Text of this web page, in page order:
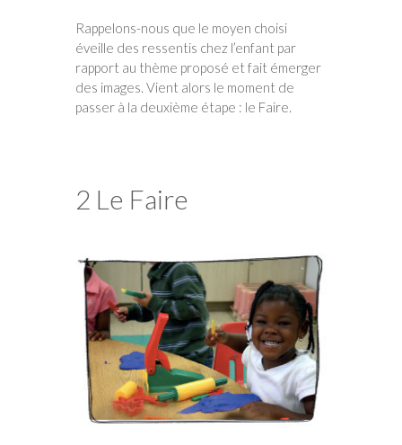
Rappelons-nous que le moyen choisi
éveille des ressentis chez l’enfant par
rapport au thème proposé et fait émerger
des images. Vient alors le moment de
passer à la deuxième étape : le Faire.
2 Le Faire